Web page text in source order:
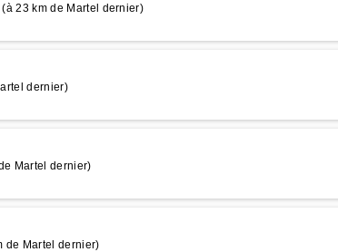
23 km de Martel dernier)
dernier)
Martel dernier)
de Martel dernier)